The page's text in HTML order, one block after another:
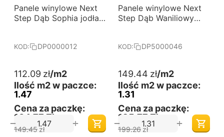
-25%
Darmowa dostawa
od 60 m2
Panele winylowe Next
Step Dąb Sophia jodła
KOD: DP0000012
112.09 zł/m2
Ilość m2 w paczce:
1.47
Cena za paczkę:
164,77 Zł
149.45zł
+
−
-25%
Darmowa dostawa
od 60 m2
Panele winylowe Next
Step Dąb Waniliowy
KOD: DP5000046
149.44 zł/m2
Ilość m2 w paczce:
1.31
Cena za paczkę:
195,77 Zł
199.26 zł
+
−